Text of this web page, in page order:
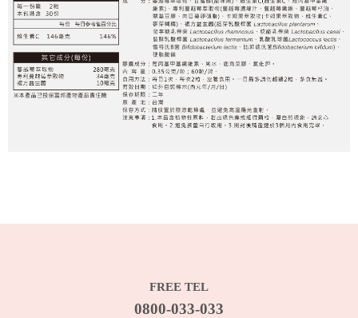
FREE TEL
0800-033-033